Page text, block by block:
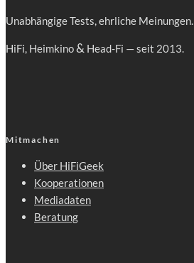
Unab­hän­gi­ge Tests, ehr­li­che Meinungen.
HiFi, Heim­ki­no& Head-Fi — seit 2013.
Mitmachen
Über HiFiGeek
Kooperationen
Mediadaten
Beratung